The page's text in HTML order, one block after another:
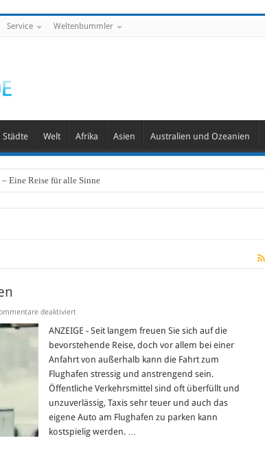
Service Weltenbummler
Städte Welt Afrika Asien Australien und Ozeanien
Eine Reise für alle Sinne
deaktiviertfür
Carsharing
Flughafen
ANZEIGE - Seit langem freuen Sie sich auf die
bevorstehende Reise, doch vor allem bei einer
Anfahrt von außerhalb kann die Fahrt zum
Flughafen stressig und anstrengend sein.
Öffentliche Verkehrsmittel sind oft überfüllt und
unzuverlässig, Taxis sehr teuer und auch das
eigene Auto am Flughafen zu parken kann
kostspielig werden. …